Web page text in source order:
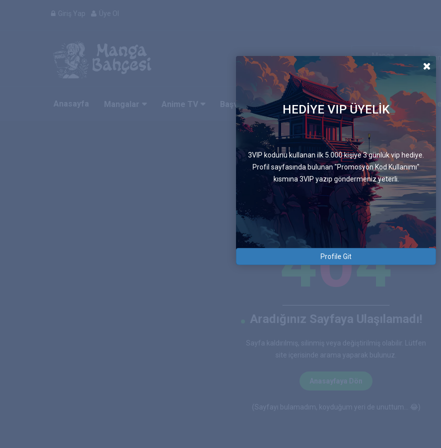
Giriş Yap Üye Ol
Manga
Anasayfa Mangalar Anime TV Başvurular Ekip Blog İletişim Canlı Sohbet
404
Aradığınız Sayfaya Ulaşılamadı!
Sayfa kaldırılmış, silinmiş veya değiştirilmiş olabilir. Lütfen
site içerisinde arama yaparak bulunuz.
(Sayfayı bulamadım, koyduğum yeri de unuttum... 😂)
HEDİYE VIP ÜYELİK
3VIP kodunu kullanan ilk 5.000 kişiye 3 günlük vip hediye.
Profil sayfasında bulunan "Promosyon Kod Kullanımı"
kısmına 3VIP yazıp göndermeniz yeterli.
Profile Git